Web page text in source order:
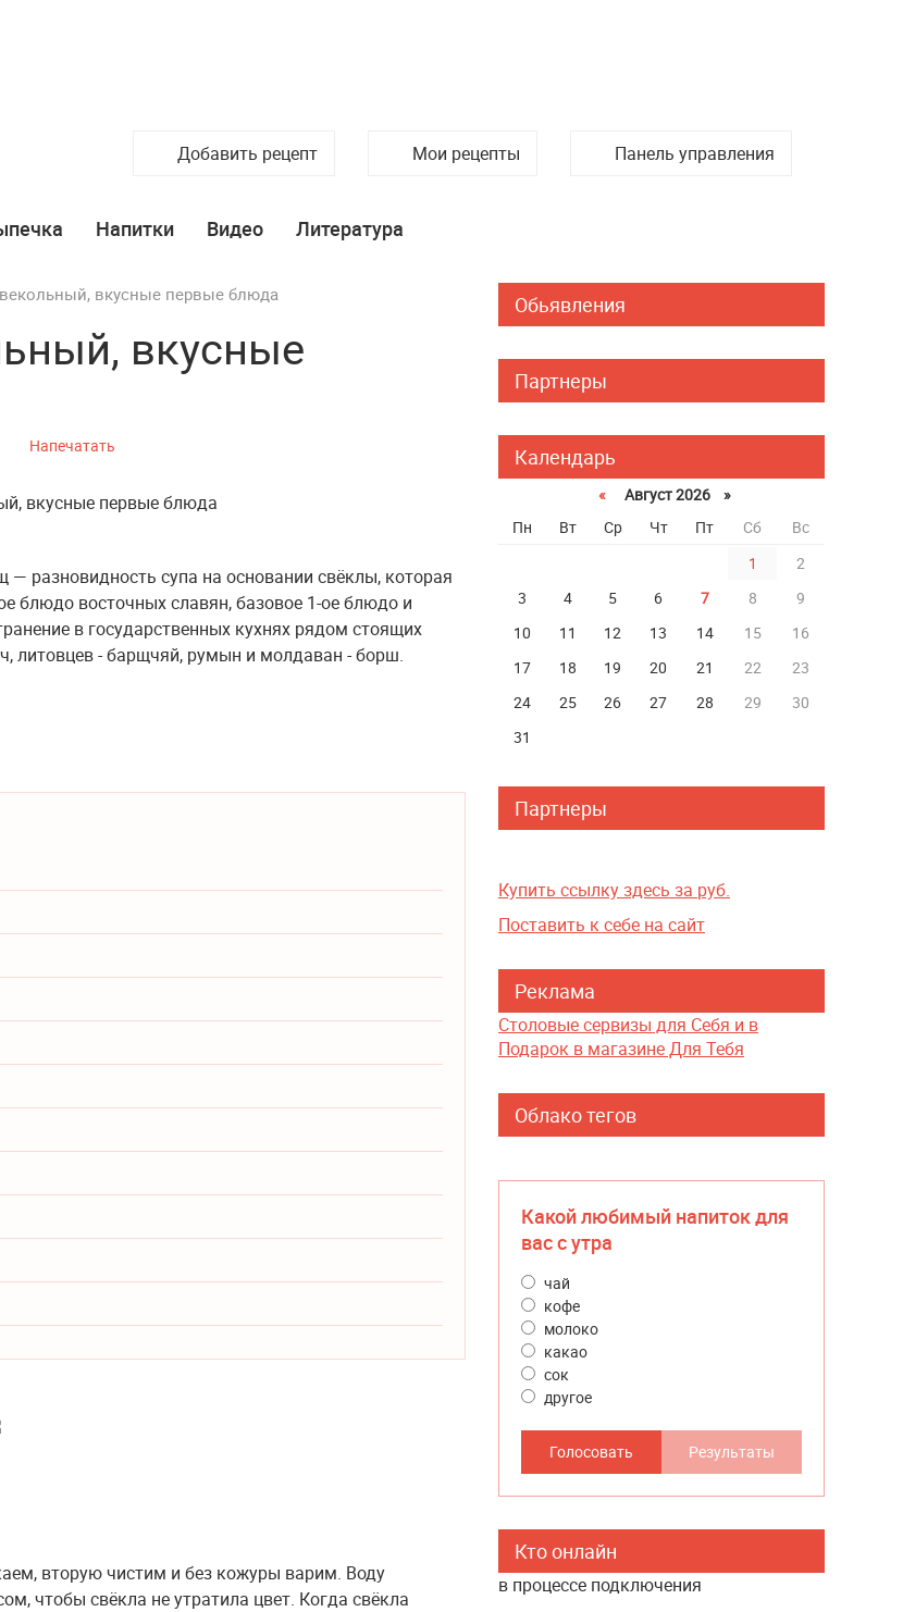
Панель управления
Мои рецепты
Добавить рецепт
Напитки Видео Литература
вкусные первые блюда
вкусные
Напечатать
разновидность супа на основании свёклы, которая
блюдо восточных славян, базовое 1-ое блюдо и
в государственных кухнях рядом стоящих
литовцев - барщчяй, румын и молдаван - борш.
вторую чистим и без кожуры варим. Воду
чтобы свёкла не утратила цвет. Когда свёкла
Обьявления
Партнеры
Календарь
«
Август 2026 »
Пн
Вт Ср Чт Пт Сб
Вс
1
2
3
4 5 6 7 8
9
10
11 12 13 14 15
16
17
18 19 20 21 22
23
24
25 26 27 28 29
30
31
Партнеры
Купить ссылку здесь за руб.
Поставить к себе на сайт
Реклама
Столовые сервизы для Себя и в
Подарок в магазине Для Тебя
Облако тегов
Какой любимый напиток для
вас с утра
чай
кофе
молоко
какао
сок
другое
Голосовать Результаты
Кто онлайн
в процессе подключения